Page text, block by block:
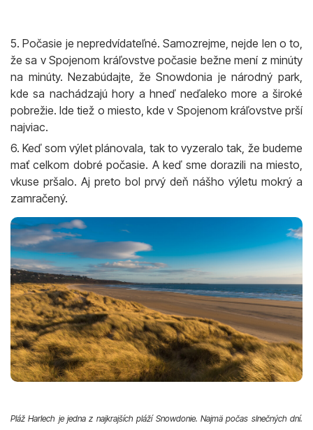
5. Počasie je nepredvídateľné. Samozrejme, nejde len o to,
že sa v Spojenom kráľovstve počasie bežne mení z minúty
na minúty. Nezabúdajte, že Snowdonia je národný park,
kde sa nachádzajú hory a hneď neďaleko more a široké
pobrežie. Ide tiež o miesto, kde v Spojenom kráľovstve prší
najviac.
6. Keď som výlet plánovala, tak to vyzeralo tak, že budeme
mať celkom dobré počasie. A keď sme dorazili na miesto,
vkuse pršalo. Aj preto bol prvý deň nášho výletu mokrý a
zamračený.
Pláž Harlech je jedna z najkrajších pláží Snowdonie. Najmä počas slnečných dní.